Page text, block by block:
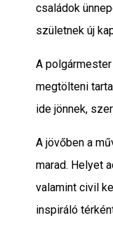
családok
születnek új
A
megtölteni
ide jönnek,
A jövőben a
marad. Helyet
valamint civil
inspiráló